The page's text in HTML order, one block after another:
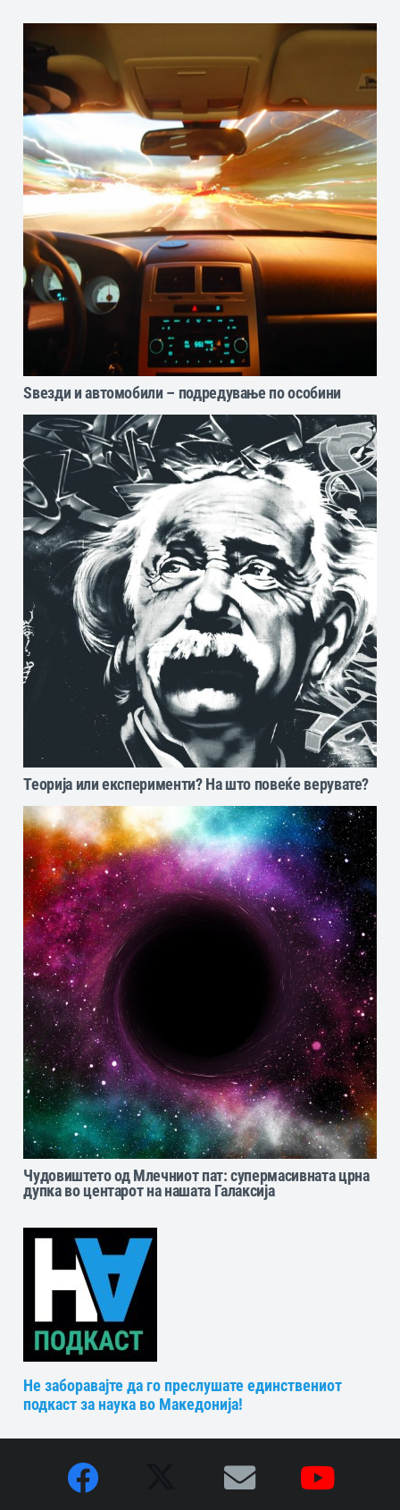
Ѕвезди и автомобили – подредување по особини
Теорија или експерименти? На што повеќе верувате?
Чудовиштето од Млечниот пат: супермасивната црна
дупка во центарот на нашата Галаксија
Не заборавајте да го преслушате единствениот
подкаст за наука во Македонија!